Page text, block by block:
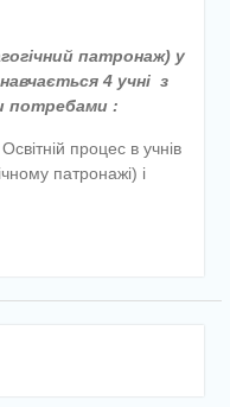
патронаж) у
4 учні з
потребами :
процес в учнів
патронажі) і